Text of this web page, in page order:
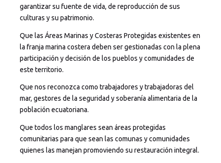
garantizar su fuente de vida, de reproducción de sus
culturas y su patrimonio.
Que las Áreas Marinas y Costeras Protegidas existentes en
la franja marina costera deben ser gestionadas con la plena
participación y decisión de los pueblos y comunidades de
este territorio.
Que nos reconozca como trabajadores y trabajadoras del
mar, gestores de la seguridad y soberanía alimentaria de la
población ecuatoriana.
Que todos los manglares sean áreas protegidas
comunitarias para que sean las comunas y comunidades
quienes las manejan promoviendo su restauración integral.